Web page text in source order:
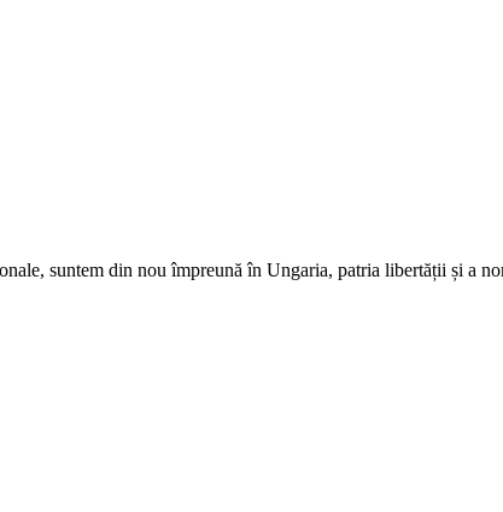
suntem din nou împreună în Ungaria, patria libertății și a